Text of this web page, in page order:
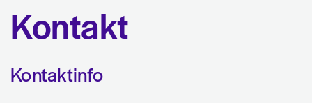
Kontakt
Kontaktinfo